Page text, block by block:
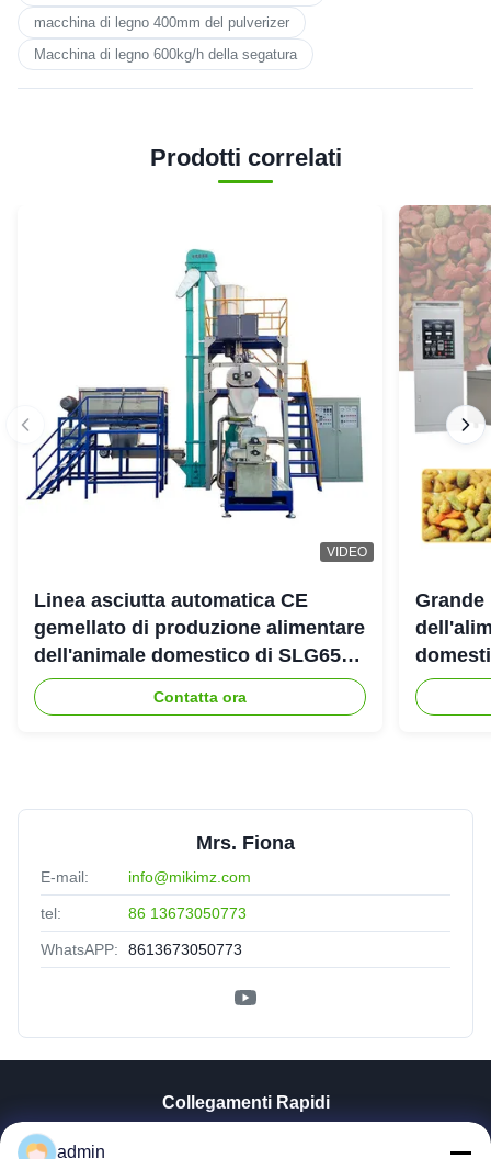
macchina di legno 400mm del pulverizer
Macchina di legno 600kg/h della segatura
Prodotti correlati
VIDEO
Linea asciutta automatica CE
gemellato di produzione alimentare
dell'animale domestico di SLG65
SLG70 dell'estrusore a vite di
parallelo
Contatta ora
Grande
Mrs. Fiona
E-mail: info@mikimz.com
tel: 86 13673050773
WhatsAPP: 8613673050773
Collegamenti Rapidi
admin